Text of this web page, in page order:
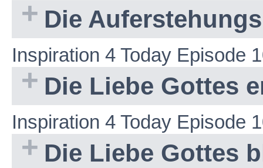
Die
Inspiration 4 Today Episode
Die Liebe Gottes
Inspiration 4 Today Episode
Die Liebe Gottes